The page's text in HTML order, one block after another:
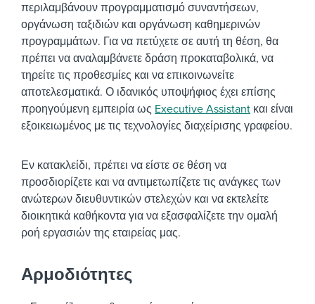
περιλαμβάνουν προγραμματισμό συναντήσεων,
οργάνωση ταξιδιών και οργάνωση καθημερινών
προγραμμάτων. Για να πετύχετε σε αυτή τη θέση, θα
πρέπει να αναλαμβάνετε δράση προκαταβολικά, να
τηρείτε τις προθεσμίες και να επικοινωνείτε
αποτελεσματικά. Ο ιδανικός υποψήφιος έχει επίσης
προηγούμενη εμπειρία ως Executive Assistant και είναι
εξοικειωμένος με τις τεχνολογίες διαχείρισης γραφείου.
Εν κατακλείδι, πρέπει να είστε σε θέση να
προσδιορίζετε και να αντιμετωπίζετε τις ανάγκες των
ανώτερων διευθυντικών στελεχών και να εκτελείτε
διοικητικά καθήκοντα για να εξασφαλίζετε την ομαλή
ροή εργασιών της εταιρείας μας.
Αρμοδιότητες